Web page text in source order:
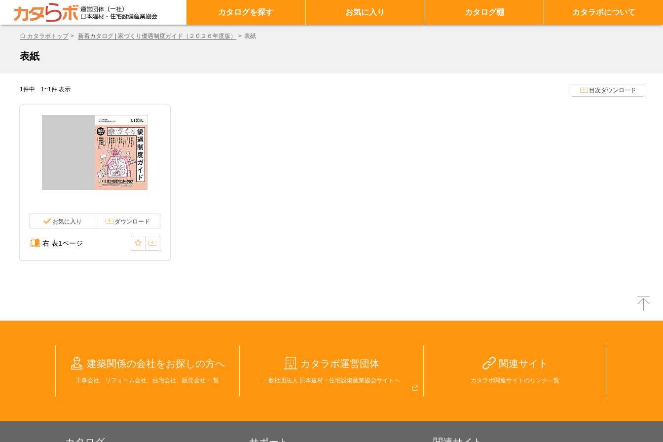
カタログを探す お気に入り カタログ棚 カタラボについて
カタラボトップ 新着カタログ | 家づくり優遇制度ガイド（２０２６年度版） 表紙
表紙
1件中 1~1件 表示 目次ダウンロード
お気に入り ダウンロード
右 表1ページ
建築関係の会社をお探しの方へ
工事会社、リフォーム会社、住宅会社、販売会社 一覧
カタラボ運営団体
一般社団法人 日本建材・住宅設備産業協会サイトへ
関連サイト
カタラボ関連サイトのリンク一覧